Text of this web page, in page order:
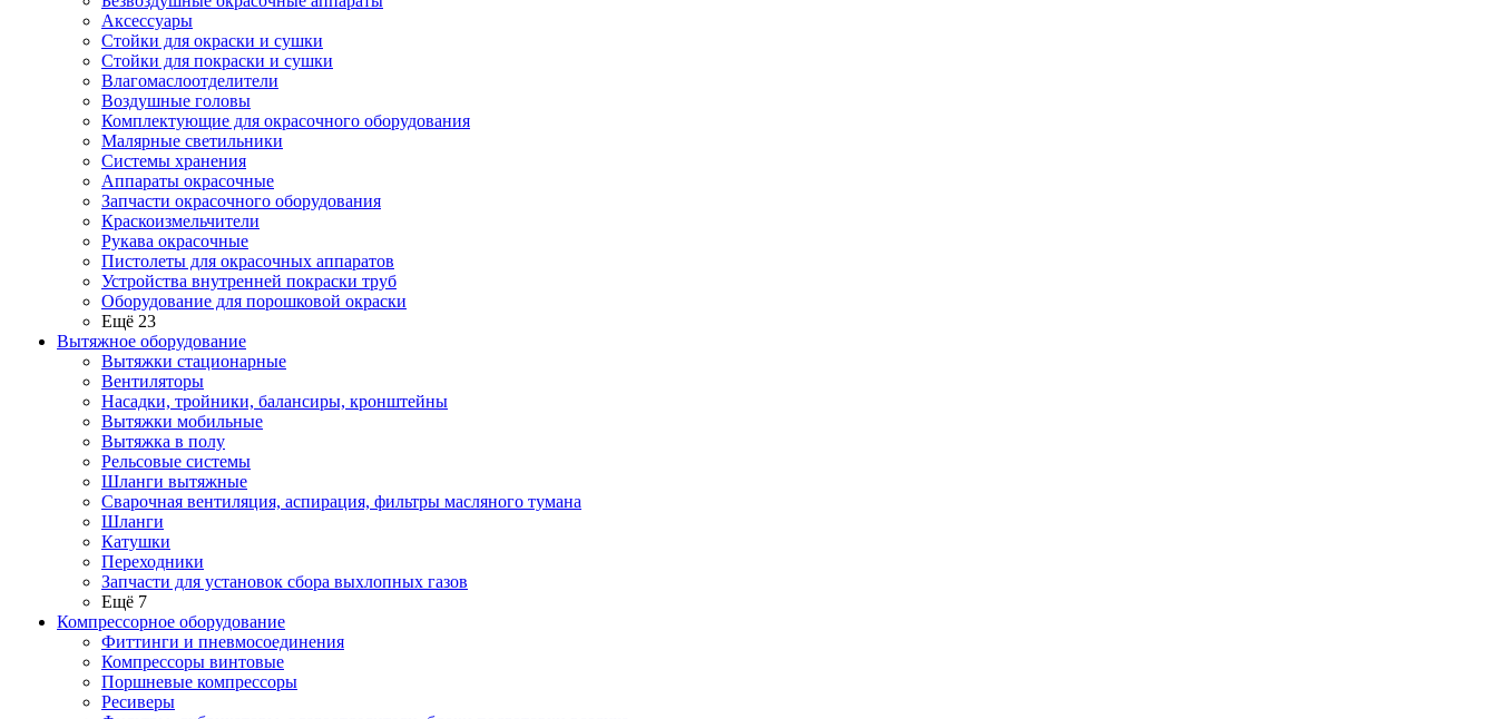
Аксессуары
Стойки для окраски и сушки
Стойки для покраски и сушки
Влагомаслоотделители
Воздушные головы
Комплектующие для окрасочного оборудования
Малярные светильники
Системы хранения
Аппараты окрасочные
Запчасти окрасочного оборудования
Краскоизмельчители
Рукава окрасочные
Пистолеты для окрасочных аппаратов
Устройства внутренней покраски труб
Оборудование для порошковой окраски
Ещё 23
Вытяжное оборудование
Вытяжки стационарные
Вентиляторы
Насадки, тройники, балансиры, кронштейны
Вытяжки мобильные
Вытяжка в полу
Рельсовые системы
Шланги вытяжные
Сварочная вентиляция, аспирация, фильтры масляного тумана
Шланги
Катушки
Переходники
Запчасти для установок сбора выхлопных газов
Ещё 7
Компрессорное оборудование
Фиттинги и пневмосоединения
Компрессоры винтовые
Поршневые компрессоры
Ресиверы